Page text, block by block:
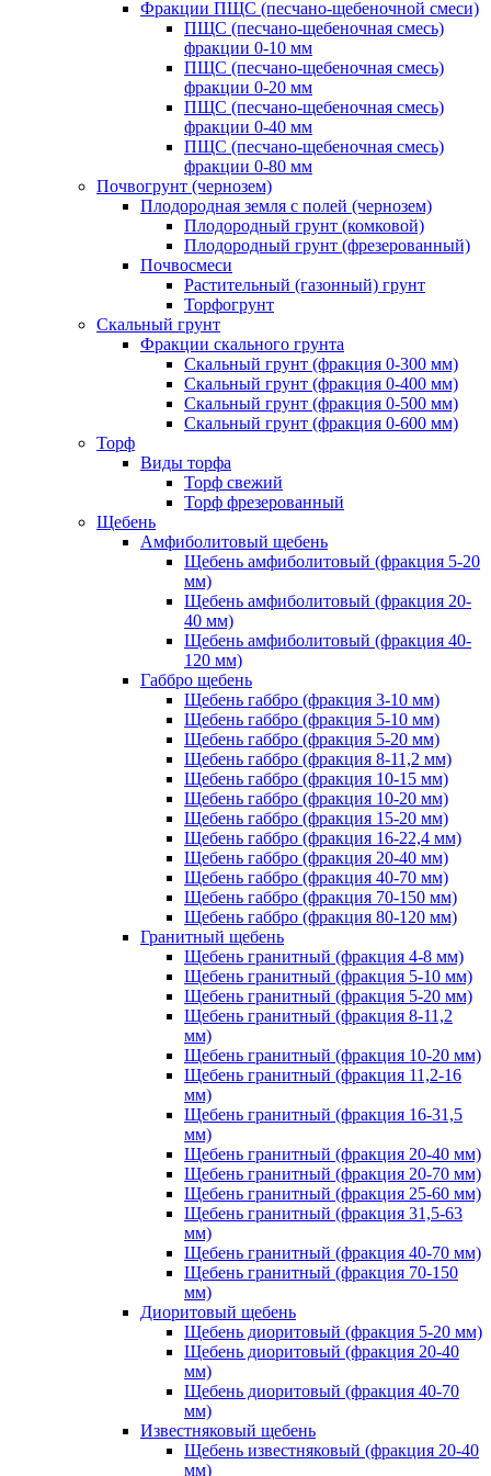
Фракции ПЩС (песчано-щебеночной смеси)
ПЩС (песчано-щебеночная смесь)
фракции 0-10 мм
ПЩС (песчано-щебеночная смесь)
фракции 0-20 мм
ПЩС (песчано-щебеночная смесь)
фракции 0-40 мм
ПЩС (песчано-щебеночная смесь)
фракции 0-80 мм
Почвогрунт (чернозем)
Плодородная земля с полей (чернозем)
Плодородный грунт (комковой)
Плодородный грунт (фрезерованный)
Почвосмеси
Растительный (газонный) грунт
Торфогрунт
Скальный грунт
Фракции скального грунта
Скальный грунт (фракция 0-300 мм)
Скальный грунт (фракция 0-400 мм)
Скальный грунт (фракция 0-500 мм)
Скальный грунт (фракция 0-600 мм)
Торф
Виды торфа
Торф свежий
Торф фрезерованный
Щебень
Амфиболитовый щебень
Щебень амфиболитовый (фракция 5-20
мм)
Щебень амфиболитовый (фракция 20-
40 мм)
Щебень амфиболитовый (фракция 40-
120 мм)
Габбро щебень
Щебень габбро (фракция 3-10 мм)
Щебень габбро (фракция 5-10 мм)
Щебень габбро (фракция 5-20 мм)
Щебень габбро (фракция 8-11,2 мм)
Щебень габбро (фракция 10-15 мм)
Щебень габбро (фракция 10-20 мм)
Щебень габбро (фракция 15-20 мм)
Щебень габбро (фракция 16-22,4 мм)
Щебень габбро (фракция 20-40 мм)
Щебень габбро (фракция 40-70 мм)
Щебень габбро (фракция 70-150 мм)
Щебень габбро (фракция 80-120 мм)
Гранитный щебень
Щебень гранитный (фракция 4-8 мм)
Щебень гранитный (фракция 5-10 мм)
Щебень гранитный (фракция 5-20 мм)
Щебень гранитный (фракция 8-11,2
мм)
Щебень гранитный (фракция 10-20 мм)
Щебень гранитный (фракция 11,2-16
мм)
Щебень гранитный (фракция 16-31,5
мм)
Щебень гранитный (фракция 20-40 мм)
Щебень гранитный (фракция 20-70 мм)
Щебень гранитный (фракция 25-60 мм)
Щебень гранитный (фракция 31,5-63
мм)
Щебень гранитный (фракция 40-70 мм)
Щебень гранитный (фракция 70-150
мм)
Диоритовый щебень
Щебень диоритовый (фракция 5-20 мм)
Щебень диоритовый (фракция 20-40
мм)
Щебень диоритовый (фракция 40-70
мм)
Известняковый щебень
Щебень известняковый (фракция 20-40
мм)